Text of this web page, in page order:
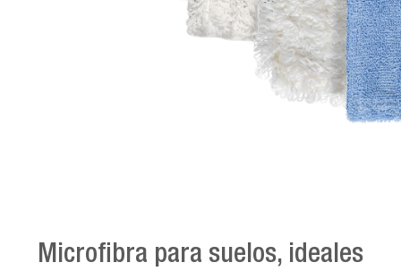
Microfibra para suelos, ideales